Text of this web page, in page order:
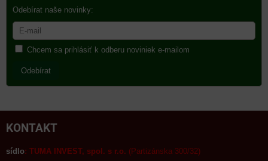
Odebírat naše novinky:
Chcem sa prihlásiť k odberu noviniek e-mailom
Odebírat
KONTAKT
sídlo: TUMA INVEST, spol. s r.o. (Partizánska 300/32)